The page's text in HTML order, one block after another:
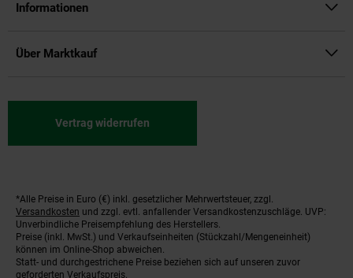
Informationen
Über Marktkauf
Vertrag widerrufen
Fußnoten
*Alle Preise in Euro (€) inkl. gesetzlicher Mehrwertsteuer, zzgl.
Versandkosten und zzgl. evtl. anfallender Versandkostenzuschläge. UVP:
Unverbindliche Preisempfehlung des Herstellers.
Preise (inkl. MwSt.) und Verkaufseinheiten (Stückzahl/Mengeneinheit)
können im Online-Shop abweichen.
Statt- und durchgestrichene Preise beziehen sich auf unseren zuvor
geforderten Verkaufspreis.